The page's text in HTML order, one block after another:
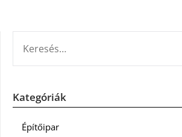
Kategóriák
Építőipar